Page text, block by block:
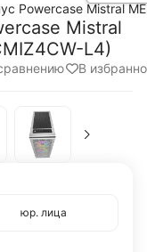
Powercase Mistral
Mistral
L4)
В
юр. лица